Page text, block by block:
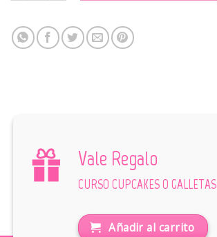
Vale Regalo
CURSO CUPCAKES O GALLETAS
Añadir al carrito